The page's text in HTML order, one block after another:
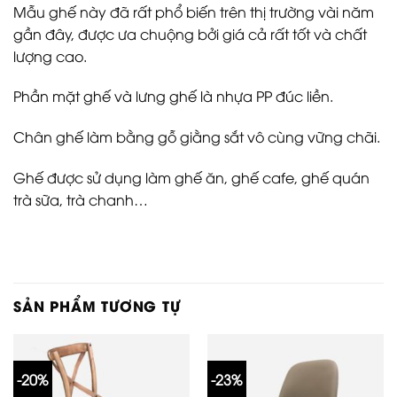
Mẫu ghế này đã rất phổ biến trên thị trường vài năm
gần đây, được ưa chuộng bởi giá cả rất tốt và chất
lượng cao.
Phần mặt ghế và lưng ghế là nhựa PP đúc liền.
Chân ghế làm bằng gỗ giằng sắt vô cùng vững chãi.
Ghế được sử dụng làm ghế ăn, ghế cafe, ghế quán
trà sữa, trà chanh…
SẢN PHẨM TƯƠNG TỰ
-20% -23%